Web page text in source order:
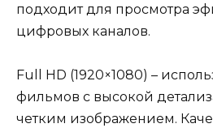
подходит для просмотра
цифровых каналов.
Full HD (1920×1080) –
фильмов с высокой
четким изображением.